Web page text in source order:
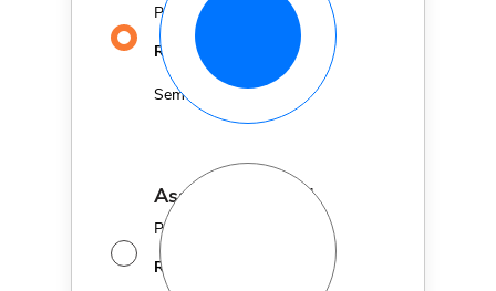
Por apenas
R$
29,90 MÊS
Sem fidelidade
assinatura anual
Por apenas 12x de
R$
MÊS